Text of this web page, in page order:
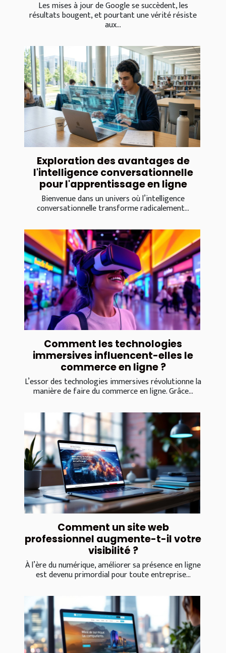
Les mises à jour de Google se succèdent, les
résultats bougent, et pourtant une vérité résiste
aux...
Exploration des avantages de
l'intelligence conversationnelle
pour l'apprentissage en ligne
Bienvenue dans un univers où l’intelligence
conversationnelle transforme radicalement...
Comment les technologies
immersives influencent-elles le
commerce en ligne ?
L’essor des technologies immersives révolutionne la
manière de faire du commerce en ligne. Grâce...
Comment un site web
professionnel augmente-t-il votre
visibilité ?
À l’ère du numérique, améliorer sa présence en ligne
est devenu primordial pour toute entreprise...